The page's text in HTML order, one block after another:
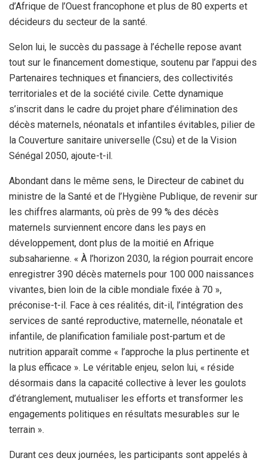
d’Afrique de l’Ouest francophone et plus de 80 experts et
décideurs du secteur de la santé.
Selon lui, le succès du passage à l’échelle repose avant
tout sur le financement domestique, soutenu par l’appui des
Partenaires techniques et financiers, des collectivités
territoriales et de la société civile. Cette dynamique
s’inscrit dans le cadre du projet phare d’élimination des
décès maternels, néonatals et infantiles évitables, pilier de
la Couverture sanitaire universelle (Csu) et de la Vision
Sénégal 2050, ajoute-t-il.
Abondant dans le même sens, le Directeur de cabinet du
ministre de la Santé et de l’Hygiène Publique, de revenir sur
les chiffres alarmants, où près de 99 % des décès
maternels surviennent encore dans les pays en
développement, dont plus de la moitié en Afrique
subsaharienne. « À l’horizon 2030, la région pourrait encore
enregistrer 390 décès maternels pour 100 000 naissances
vivantes, bien loin de la cible mondiale fixée à 70 »,
préconise-t-il. Face à ces réalités, dit-il, l’intégration des
services de santé reproductive, maternelle, néonatale et
infantile, de planification familiale post-partum et de
nutrition apparaît comme « l’approche la plus pertinente et
la plus efficace ». Le véritable enjeu, selon lui, « réside
désormais dans la capacité collective à lever les goulots
d’étranglement, mutualiser les efforts et transformer les
engagements politiques en résultats mesurables sur le
terrain ».
Durant ces deux journées, les participants sont appelés à